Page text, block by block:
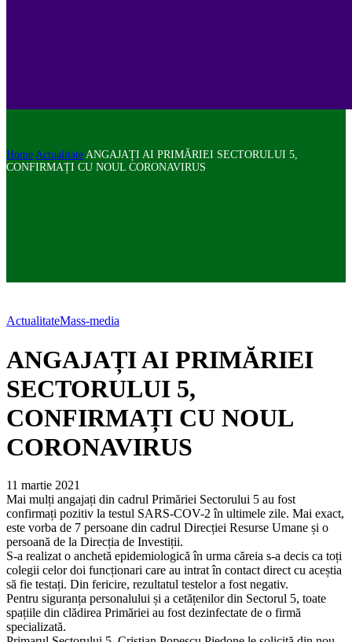
Home Actualitate ANGAJAȚI AI PRIMĂRIEI SECTORULUI 5,
CONFIRMAȚI CU NOUL CORONAVIRUS
ActualitateMass-media
ANGAJAȚI AI PRIMĂRIEI
SECTORULUI 5,
CONFIRMAȚI CU NOUL
CORONAVIRUS
11 martie 2021
Mai mulți angajați din cadrul Primăriei Sectorului 5 au fost
confirmați pozitiv la testul SARS-COV-2 în ultimele zile. Mai exact,
este vorba de 7 persoane din cadrul Direcției Resurse Umane și o
persoană de la Direcția de Investiții.
S-a realizat o anchetă epidemiologică în urma căreia s-a decis ca toți
colegii celor doi funcționari care au intrat în contact direct cu aceștia
să fie testați. Din fericire, rezultatul testelor a fost negativ.
Pentru siguranța personalului și a cetățenilor din Sectorul 5, toate
spațiile din clădirea Primăriei au fost dezinfectate de o firmă
specializată.